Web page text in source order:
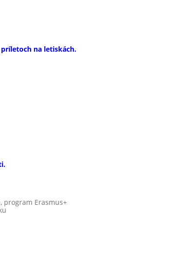
na letiskách.
program Erasmus+